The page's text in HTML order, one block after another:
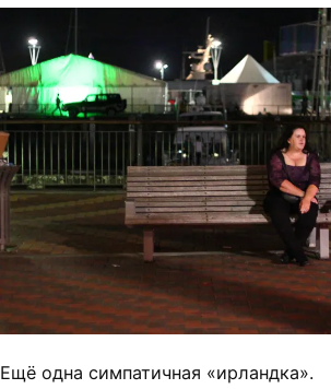
Ещё одна симпатичная «ирландка».